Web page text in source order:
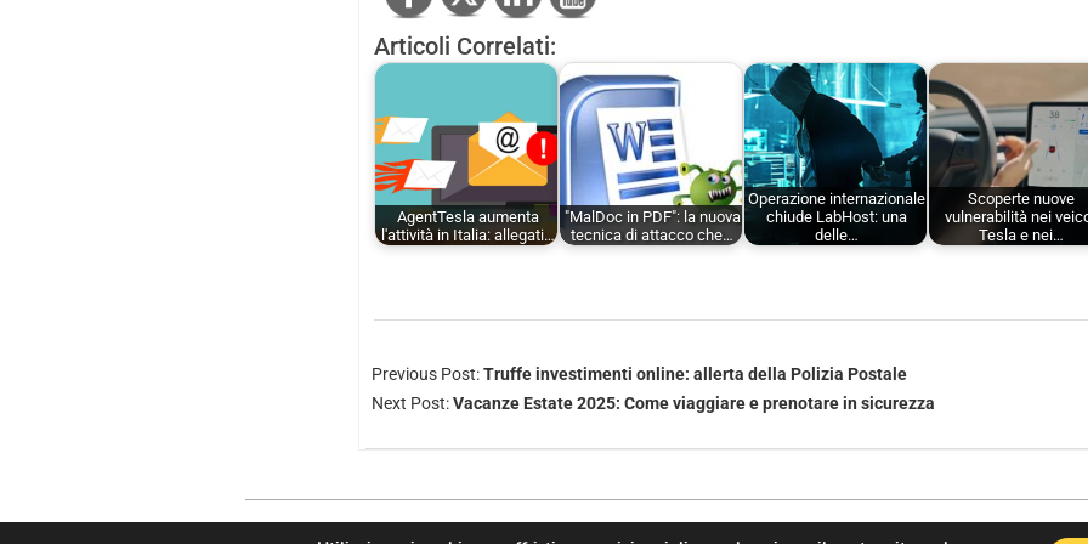
Articoli Correlati:
AgentTesla aumenta
l'attività in Italia: allegati…
"MalDoc in PDF": la nuova
tecnica di attacco che…
Operazione internazionale
chiude LabHost: una
delle…
Scoperte nuove
vulnerabilità nei
Tesla e nei…
Previous Post:Truffe investimenti online: allerta della Polizia Postale
Next Post:Vacanze Estate 2025: Come viaggiare e prenotare in sicurezza